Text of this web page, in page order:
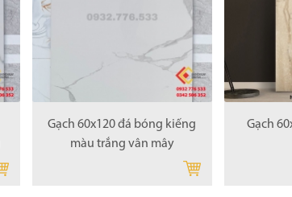
Gạch 60x120 đá bóng kiếng
màu trắng vân mây
Gạch